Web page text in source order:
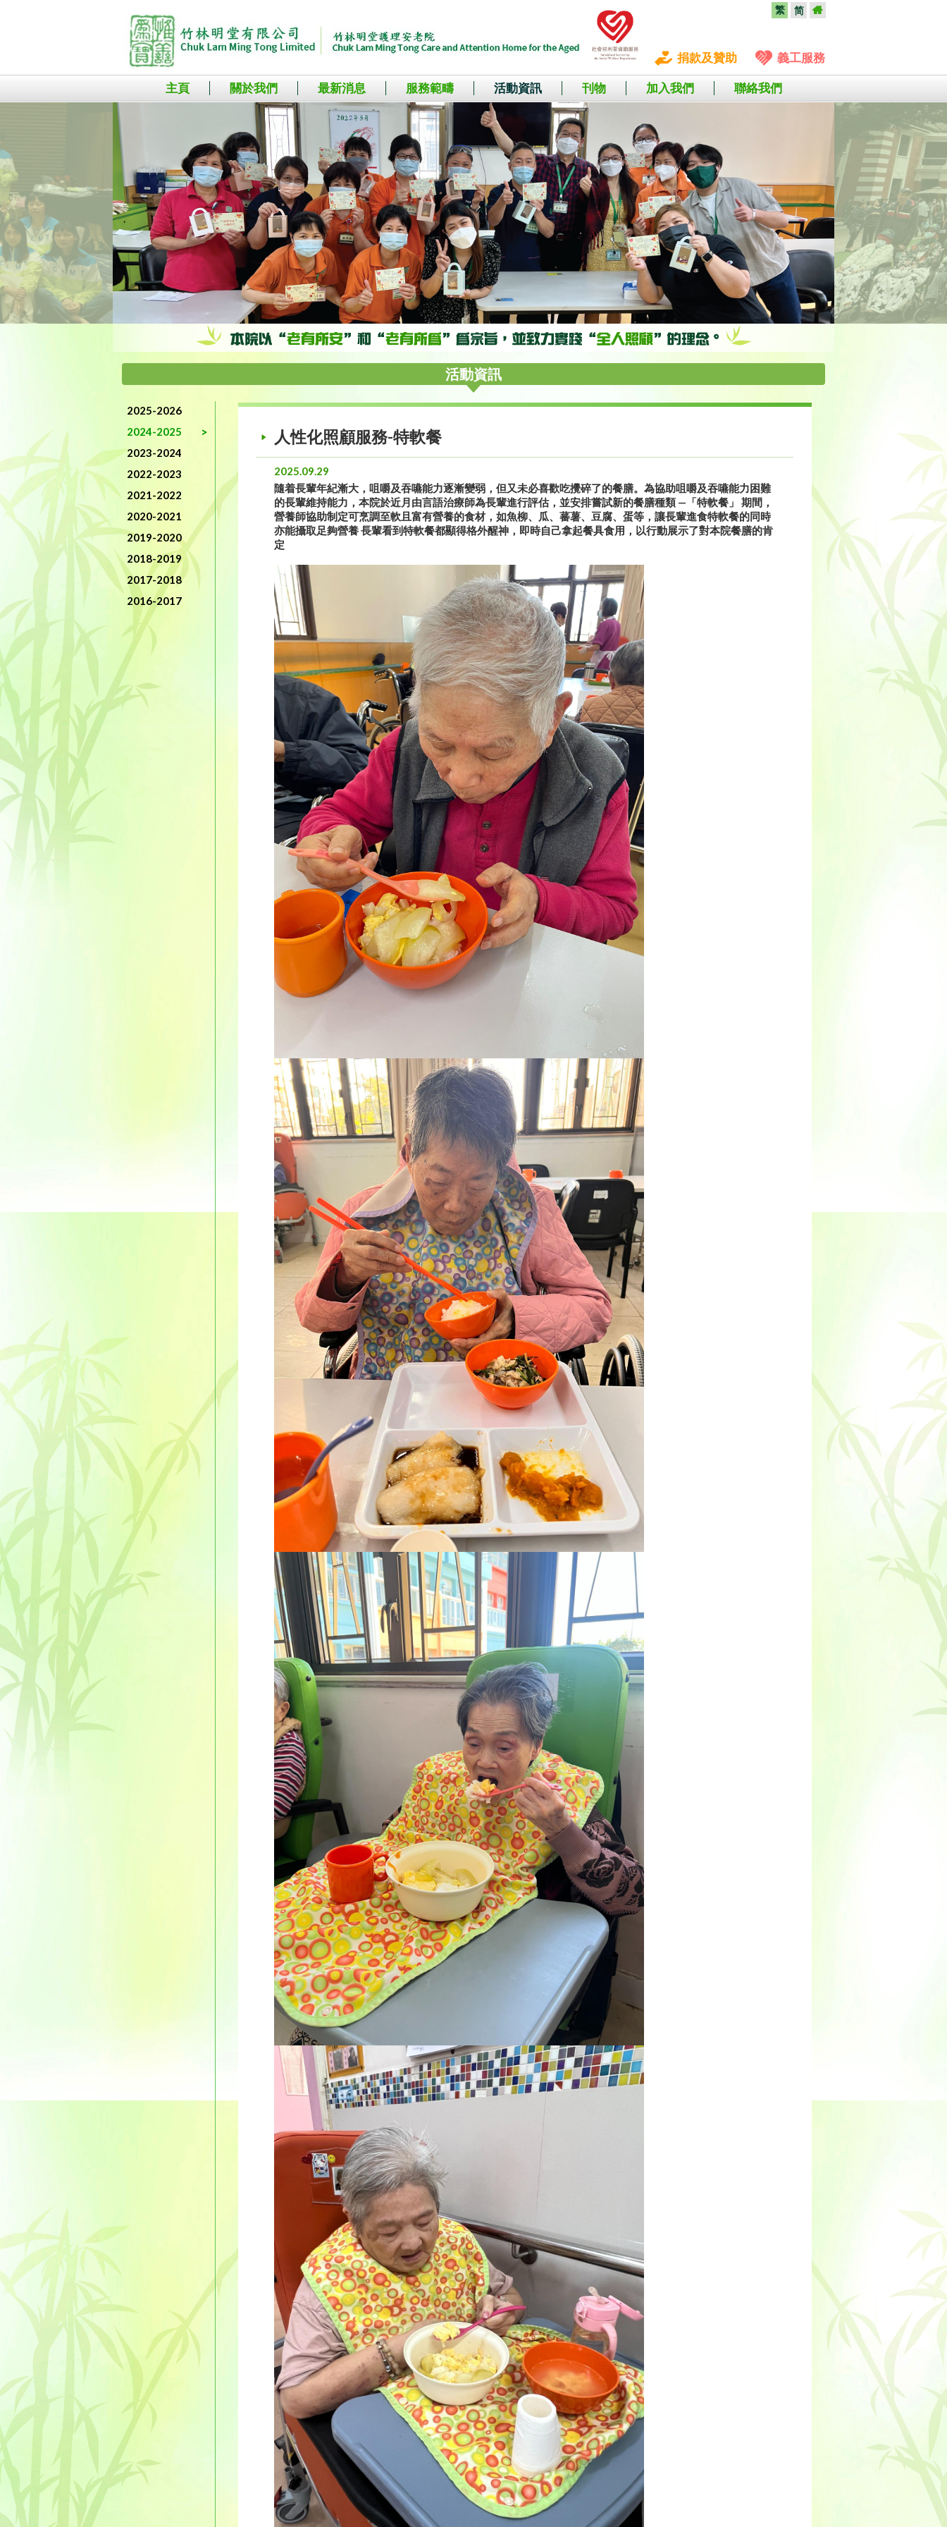
繁 简
主頁 關於我們 最新消息 服務範疇 活動資訊 刊物 加入我們 聯絡我們
捐款及贊助 義工服務
活動資訊
2025-2026
2024-2025
2023-2024
2022-2023
2021-2022
2020-2021
2019-2020
2018-2019
2017-2018
2016-2017
人性化照顧服務-特軟餐
2025.09.29
隨着長輩年紀漸大，咀嚼及吞嚥能力逐漸變弱，但又未必喜歡吃攪碎了的餐膳。為協助咀嚼及吞嚥能力困難
的長輩維持能力，本院於近月由言語治療師為長輩進行評估，並安排嘗試新的餐膳種類 —「特軟餐」 期間，
營養師協助制定可烹調至軟且富有營養的食材，如魚柳、瓜、蕃薯、豆腐、蛋等，讓長輩進食特軟餐的同時
亦能攝取足夠營養 長輩看到特軟餐都顯得格外醒神，即時自己拿起餐具食用，以行動展示了對本院餐膳的肯
定